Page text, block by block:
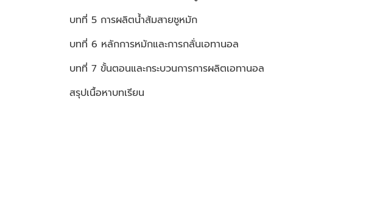
บทที่ 5 การผลิตน้ำส้มสายชูหมัก
บทที่ 6 หลักการหมักและการกลั่นเอทานอล
บทที่ 7 ขั้นตอนและกระบวนการการผลิตเอทานอล
สรุปเนื้อหาบทเรียน